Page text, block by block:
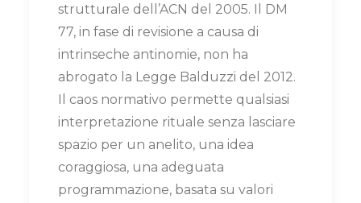
strutturale dell’ACN del 2005. Il DM
77, in fase di revisione a causa di
intrinseche antinomie, non ha
abrogato la Legge Balduzzi del 2012.
Il caos normativo permette qualsiasi
interpretazione rituale senza lasciare
spazio per un anelito, una idea
coraggiosa, una adeguata
programmazione, basata su valori